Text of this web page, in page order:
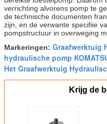
verrichting alvorens pomp te
de technische documenten
zijn, en de verwante specifiie
pompstructuur in overweging
Markeringen: Graafwerktuig
hydraulische pomp
Het Graafwerktuig
Krijg de